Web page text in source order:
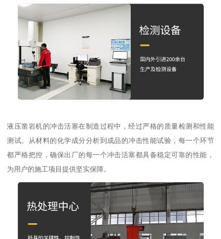
液压凿岩机的冲击活塞在制造过程中，经过严格的质量检测和性能
测试。从材料的化学成分分析到成品的冲击性能试验，每一个环节
都严格把控，确保出厂的每一个冲击活塞都具备稳定可靠的性能，
为用户的施工项目提供坚实保障。